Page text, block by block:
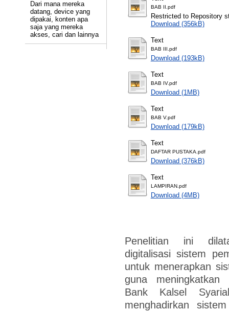
Dari mana mereka
datang, device yang
dipakai, konten apa
saja yang mereka
akses, cari dan lainnya
BAB II.pdf
Restricted to Repository
Download (356kB)
Text
BAB III.pdf
Download (193kB)
Text
BAB IV.pdf
Download (1MB)
Text
BAB V.pdf
Download (179kB)
Text
DAFTAR PUSTAKA.pdf
Download (376kB)
Text
LAMPIRAN.pdf
Download (4MB)
Penelitian ini
digitalisasi sistem
untuk menerapkan
guna meningkatkan
Bank Kalsel
menghadirkan